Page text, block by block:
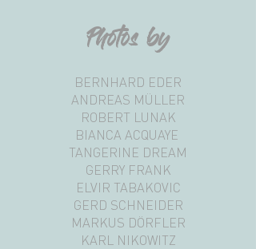
Photos by
BERNHARD EDER
ANDREAS MÜLLER
ROBERT LUNAK
BIANCA ACQUAYE
TANGERINE DREAM
GERRY FRANK
ELVIR TABAKOVIC
GERD SCHNEIDER
MARKUS DÖRFLER
KARL NIKOWITZ